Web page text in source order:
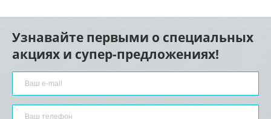
Узнавайте первыми о специальных
акциях и супер-предложениях!